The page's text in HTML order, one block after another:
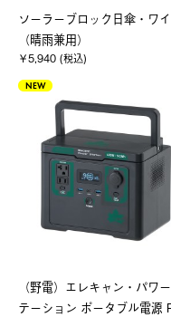
ソーラーブロック日傘・ワ
（晴雨兼用）
￥5,940 (税込)
NEW
（野電）エレキャン・パワ
テーション ポータブル電源